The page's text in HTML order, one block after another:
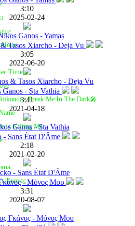
Time
- Break Me In The Dark🎤
Is Killing Me
Έκανες
3:10
2025-02-24
Ganos - Yamas
3:05
2022-06-20
& Tasos Xiarcho - Deja Vu
3:41
2021-04-18
Ganos - Sta Vathia
2:18
2021-02-20
- Sans État D'Âme
3:31
2020-08-07
Γκάνος - Μόνος Μου